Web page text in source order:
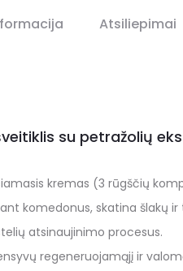
Atsiliepimai
su petražolių
kremas (3 rūgščių
komedonus, skatina šlakų
atsinaujinimo procesus.
regeneruojamąjį ir